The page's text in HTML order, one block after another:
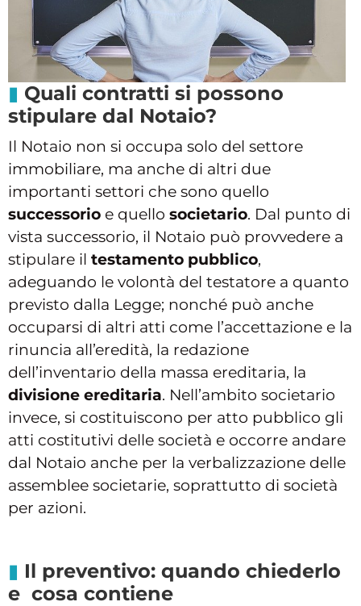
Quali contratti si possono
stipulare dal Notaio?
Il Notaio non si occupa solo del settore
immobiliare, ma anche di altri due
importanti settori che sono quello
successorio e quello societario. Dal punto di
vista successorio, il Notaio può provvedere a
stipulare il testamento pubblico,
adeguando le volontà del testatore a quanto
previsto dalla Legge; nonché può anche
occuparsi di altri atti come l’accettazione e la
rinuncia all’eredità, la redazione
dell’inventario della massa ereditaria, la
divisione ereditaria. Nell’ambito societario
invece, si costituiscono per atto pubblico gli
atti costitutivi delle società e occorre andare
dal Notaio anche per la verbalizzazione delle
assemblee societarie, soprattutto di società
per azioni.
Il preventivo: quando chiederlo
e cosa contiene